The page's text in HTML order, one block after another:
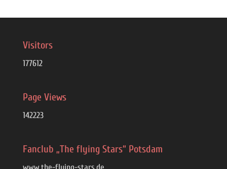
Visitors
177612
Page Views
142223
Fanclub „The flying Stars“ Potsdam